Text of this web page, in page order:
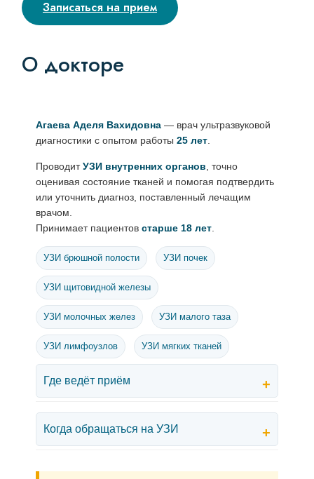
Записаться на прием
О докторе
Агаева Аделя Вахидовна — врач ультразвуковой
диагностики с опытом работы 25 лет
ПроводитУЗИ внутренних органов , точно
оценивая состояние тканей и помогая подтвердить
или уточнить диагноз, поставленный лечащим
врачом.
Принимает пациентов старше 18 лет
УЗИ брюшной полости УЗИ почек
УЗИ щитовидной железы
УЗИ молочных желез УЗИ малого таза
УЗИ лимфоузлов УЗИ мягких тканей
Где ведёт приём +
Когда обращаться на УЗИ +